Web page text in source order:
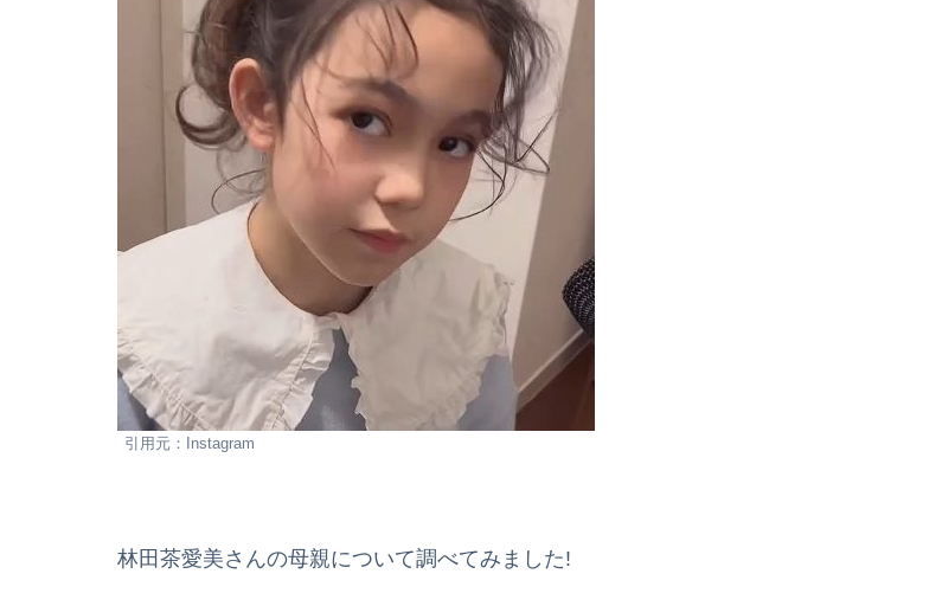
引用元：Instagram
林田茶愛美さんの母親について調べてみました!